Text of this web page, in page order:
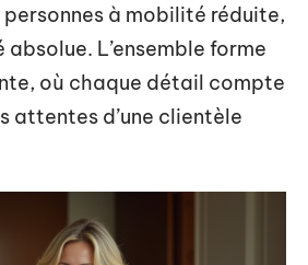
à mobilité réduite,
L’ensemble forme
où chaque détail compte
attentes d’une clientèle